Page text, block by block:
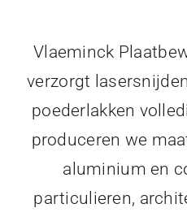
Vlaeminck
verzorgt
poederlakken
produceren we
aluminium en
particulieren,